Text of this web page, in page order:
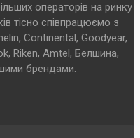
операторів на ринку
тісно співпрацюємо з
Continental, Goodyear,
Riken, Amtel, Белшина,
брендами.